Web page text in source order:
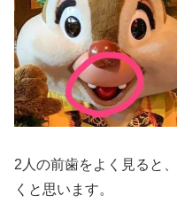
2人の前歯をよく見ると、
くと思います。